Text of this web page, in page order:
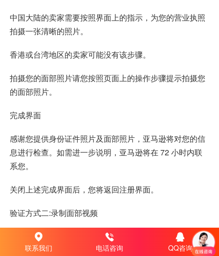
中国大陆的卖家需要按照界面上的指示，为您的营业执照
拍摄一张清晰的照片。
香港或台湾地区的卖家可能没有该步骤。
拍摄您的面部照片请您按照页面上的操作步骤提示拍摄您
的面部照片。
完成界面
感谢您提供身份证件照片及面部照片，亚马逊将对您的信
息进行检查。如需进一步说明，亚马逊将在 72 小时内联
系您。
关闭上述完成界面后，您将返回注册界面。
验证方式二:录制面部视频
如果您选择了“录制面部视频”功能，屏幕上会显示相关说
明。联系我们 电话咨询 QQ咨询